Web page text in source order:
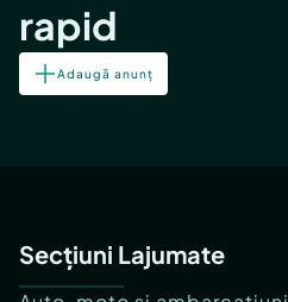
rapid
Adaugă anunț
Secțiuni Lajumate